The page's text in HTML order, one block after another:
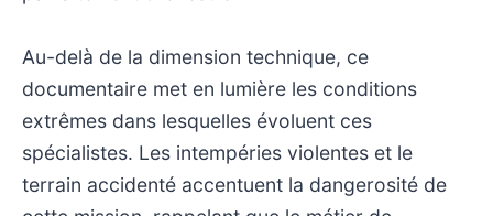
Au-delà de la dimension technique, ce
documentaire met en lumière les conditions
extrêmes dans lesquelles évoluent ces
spécialistes. Les intempéries violentes et le
terrain accidenté accentuent la dangerosité de